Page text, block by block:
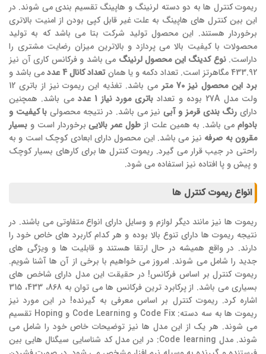
ریموت کنترل ها به دو دسته لرنینگ و هاپینگ تقسیم بندی می شوند. در
این بین کنترل های هاپینگ به علت غیر قابل کپی بودن از امنیت بالاتری
برخوردار هستند. این محصول تولید شرکت بتا می باشد که به تولید
محصولات با کیفیت بالا می پردازد و بالاترین میزان رضایت مشتری را
داراست.نوع کدینگ این محصول لرنینگ می باشد و فرکانس کاری آن نیز
433.92 مگاهرتز است. تعداد دکمه و یا همان
تعداد کانال 4 عددمی باشد و
برد این محصول نیز 70 متر
می باشد. تغذیه این ریموت نیز از باتری 12
ولت مدل 27A بوده و تعداد
باتری مورد نیاز 1 عدد
می باشد. همچنین
دارای رنگ بندی قرمز و آبی نیز می باشد. در نتیجه محصولی با کیفیت و
بادواممی باشد. به همین علت از طول عمر بالاییبرخوردار است و بسیار
مقرون به صرفه نیز می باشد. این محصول دارای ابعادی کوچک است و به
راحتی در جیب قرار می گیرد. ریموت کنترل ها برای کارهای بسیار کوچک
و پیش و پا افتاده نیز استفاده می شود.
انواع ریموت کنترل ها
ریموت ها نیز مانند دیگر لوازم و وسایل دارای انواع متفاوتی می باشند. در
نتیجه ریموت ها دارای تنوع بالا بوده و هر کدام کاربرد های خاص خود را
دارند. در واقع همیشه در حال ارتقا هستند و قابلیت ها و ویژگی های
جدید را شامل می شوند. امروز می خواهیم با برخی از آن ها آشنا شویم.
ریموت کنترل بر اساس فرکانس! در حقیقت این مدل دارای شاخص های
بسیاری می باشد. از پرکابرد ترین فرکانس ها می توان به 868، 433، 315
اشاره کرد. ریموت کنترل بر اساس معرفی به گیرنده! در این مورد نیز
ریموت ها به سه دسته: Code Fix و Code Learning و Hoping تقسیم
می شوند. هر یک از این مدل ها نیز توضیحات خاص خود را شامل می
شوند. مدل Code learning: در این مدل کد شناسایی سیگنال هایی بین